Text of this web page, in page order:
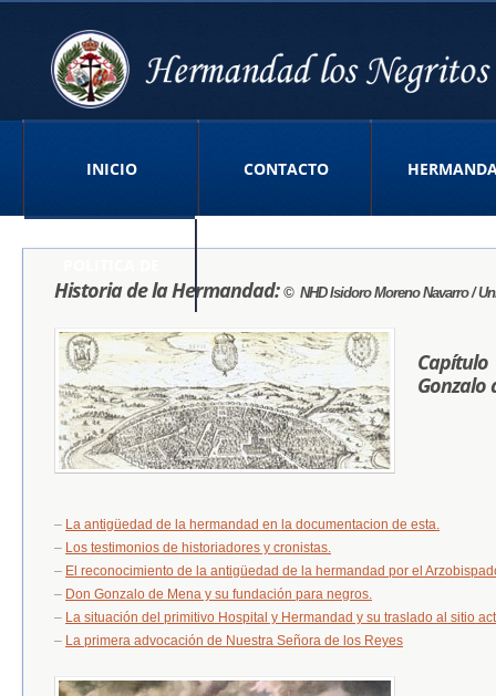
INICIO CONTACTO
PRIVACIDAD APP
Historia de la Hermandad: © NHDIsidoro Moreno Navarro/
Capítulo
Gonzalo
– La antigüedad de la hermandad en la documentacion de esta.
– Los testimonios de historiadores y cronistas.
– El reconocimiento de la antigüedad de la hermandad por el
– Don Gonzalo de Mena y su fundación para negros.
– La situación del primitivo Hospital y Hermandad y su traslado al sitio
– La primera advocación de Nuestra Señora de los Reyes